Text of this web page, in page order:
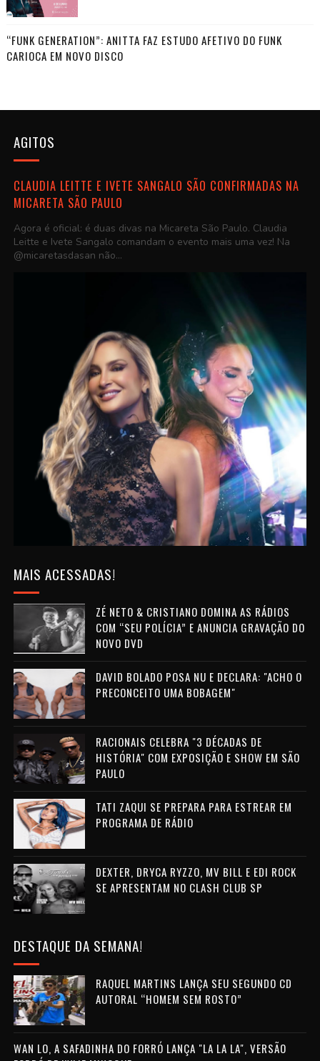
“FUNK GENERATION”: ANITTA FAZ ESTUDO AFETIVO DO FUNK
CARIOCA EM NOVO DISCO
AGITOS
CLAUDIA LEITTE E IVETE SANGALO SÃO CONFIRMADAS NA
MICARETA SÃO PAULO
Agora é oficial: é duas divas na Micareta São Paulo. Claudia
Leitte e Ivete Sangalo comandam o evento mais uma vez! Na
@micaretasdasan não...
MAIS ACESSADAS!
ZÉ NETO & CRISTIANO DOMINA AS RÁDIOS
COM “SEU POLÍCIA” E ANUNCIA GRAVAÇÃO DO
NOVO DVD
DAVID BOLADO POSA NU E DECLARA: "ACHO O
PRECONCEITO UMA BOBAGEM"
RACIONAIS CELEBRA "3 DÉCADAS DE
HISTÓRIA" COM EXPOSIÇÃO E SHOW EM SÃO
PAULO
TATI ZAQUI SE PREPARA PARA ESTREAR EM
PROGRAMA DE RÁDIO
DEXTER, DRYCA RYZZO, MV BILL E EDI ROCK
SE APRESENTAM NO CLASH CLUB SP
DESTAQUE DA SEMANA!
RAQUEL MARTINS LANÇA SEU SEGUNDO CD
AUTORAL “HOMEM SEM ROSTO”
WAN LO, A SAFADINHA DO FORRÓ LANÇA "LA LA LA", VERSÃO